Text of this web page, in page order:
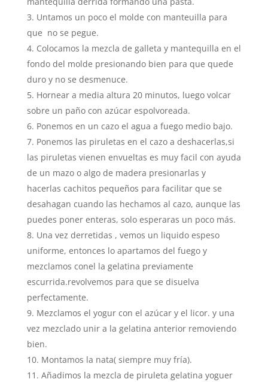
Untamos un poco el molde con manteuilla para
que no se pegue.
Colocamos la mezcla de galleta y mantequilla en el
fondo del molde presionando bien para que quede
duro y no se desmenuce.
Hornear a media altura 20 minutos, luego volcar
sobre un paño con azúcar espolvoreada.
Ponemos en un cazo el agua a fuego medio bajo.
Ponemos las piruletas en el cazo a deshacerlas,si
las piruletas vienen envueltas es muy facil con ayuda
de un mazo o algo de madera presionarlas y
hacerlas cachitos pequeños para facilitar que se
desahagan cuando las hechamos al cazo, aunque las
puedes poner enteras, solo esperaras un poco más.
Una vez derretidas , vemos un liquido espeso
uniforme, entonces lo apartamos del fuego y
mezclamos conel la gelatina previamente
escurrida.revolvemos para que se disuelva
perfectamente.
Mezclamos el yogur con el azúcar y el licor. y una
vez mezclado unir a la gelatina anterior removiendo
bien.
Montamos la nata( siempre muy fría).
Añadimos la mezcla de piruleta gelatina yoguer